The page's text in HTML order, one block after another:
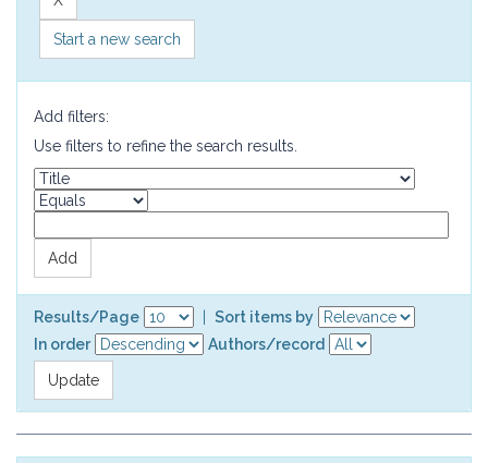
Start a new search
Add filters:
Use filters to refine the search results.
Results/Page
Sort items by
In order
Authors/record